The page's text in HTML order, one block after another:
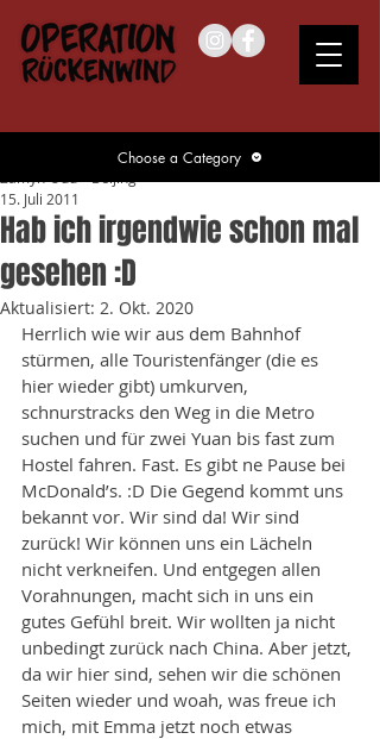
Hab ich irgendwie schon mal
gesehen :D
15. Juli 2011
Aktualisiert: 2. Okt. 2020
Herrlich wie wir aus dem Bahnhof
stürmen, alle Touristenfänger (die es
hier wieder gibt) umkurven,
schnurstracks den Weg in die Metro
suchen und für zwei Yuan bis fast zum
Hostel fahren. Fast. Es gibt ne Pause bei
McDonald’s. :D Die Gegend kommt uns
bekannt vor. Wir sind da! Wir sind
zurück! Wir können uns ein Lächeln
nicht verkneifen. Und entgegen allen
Vorahnungen, macht sich in uns ein
gutes Gefühl breit. Wir wollten ja nicht
unbedingt zurück nach China. Aber jetzt,
da wir hier sind, sehen wir die schönen
Seiten wieder und woah, was freue ich
mich, mit Emma jetzt noch etwas
Choose a Category